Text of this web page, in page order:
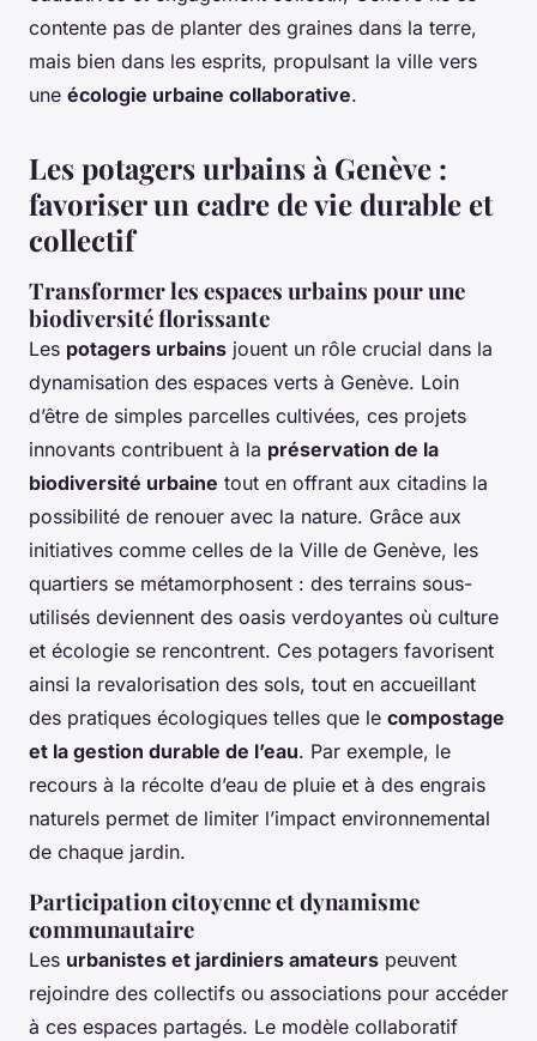
contente pas de planter des graines dans la terre,
mais bien dans les esprits, propulsant la ville vers
une écologie urbaine collaborative.
Les potagers urbains à Genève :
favoriser un cadre de vie durable et
collectif
Transformer les espaces urbains pour une
biodiversité florissante
Les potagers urbains jouent un rôle crucial dans la
dynamisation des espaces verts à Genève. Loin
d’être de simples parcelles cultivées, ces projets
innovants contribuent à la préservation de la
biodiversité urbaine tout en offrant aux citadins la
possibilité de renouer avec la nature. Grâce aux
initiatives comme celles de la Ville de Genève, les
quartiers se métamorphosent : des terrains sous-
utilisés deviennent des oasis verdoyantes où culture
et écologie se rencontrent. Ces potagers favorisent
ainsi la revalorisation des sols, tout en accueillant
des pratiques écologiques telles que le compostage
et la gestion durable de l’eau. Par exemple, le
recours à la récolte d’eau de pluie et à des engrais
naturels permet de limiter l’impact environnemental
de chaque jardin.
Participation citoyenne et dynamisme
communautaire
Les urbanistes et jardiniers amateurs peuvent
rejoindre des collectifs ou associations pour accéder
à ces espaces partagés. Le modèle collaboratif